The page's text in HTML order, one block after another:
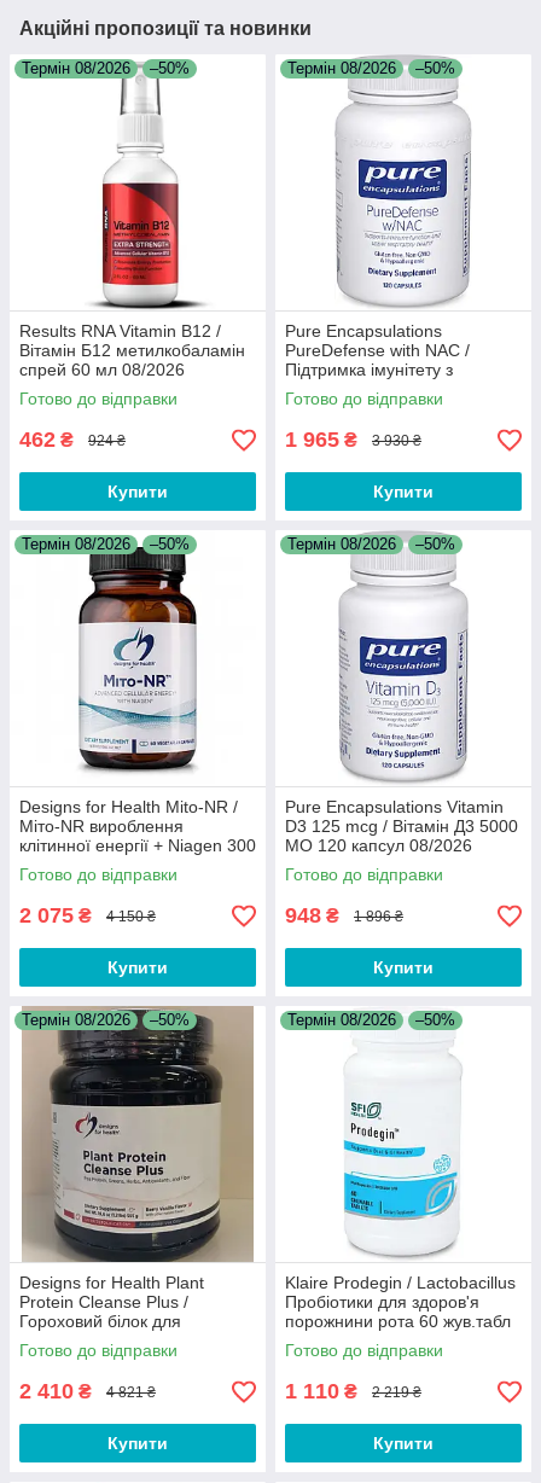
Акційні пропозиції та новинки
Термін 08/2026 –50%
Results RNA Vitamin B12 /
Вітамін Б12 метилкобаламін
спрей 60 мл 08/2026
Готово до відправки
462 ₴ 924 ₴
Купити
Термін 08/2026 –50%
Pure Encapsulations
PureDefense with NAC /
Підтримка імунітету з
ацетилцистеїном 120 капсул
08/2026
Готово до відправки
1 965 ₴ 3 930 ₴
Купити
Термін 08/2026 –50%
Designs for Health Mito-NR /
Міто-NR вироблення
клітинної енергії + Niagen 300
мг 60 капсул 08/2026
Готово до відправки
2 075 ₴ 4 150 ₴
Купити
Термін 08/2026 –50%
Pure Encapsulations Vitamin
D3 125 mcg / Вітамін Д3 5000
МО 120 капсул 08/2026
Готово до відправки
948 ₴ 1 896 ₴
Купити
Термін 08/2026 –50%
Designs for Health Plant
Protein Cleanse Plus /
Гороховий білок для
підтримки детоксикації 555 г
08/2026
Готово до відправки
2 410 ₴ 4 821 ₴
Купити
Термін 08/2026 –50%
Klaire Prodegin / Lactobacillus
Пробіотики для здоров'я
порожнини рота 60 жув.табл
Термін 08/2026
Готово до відправки
1 110 ₴ 2 219 ₴
Купити